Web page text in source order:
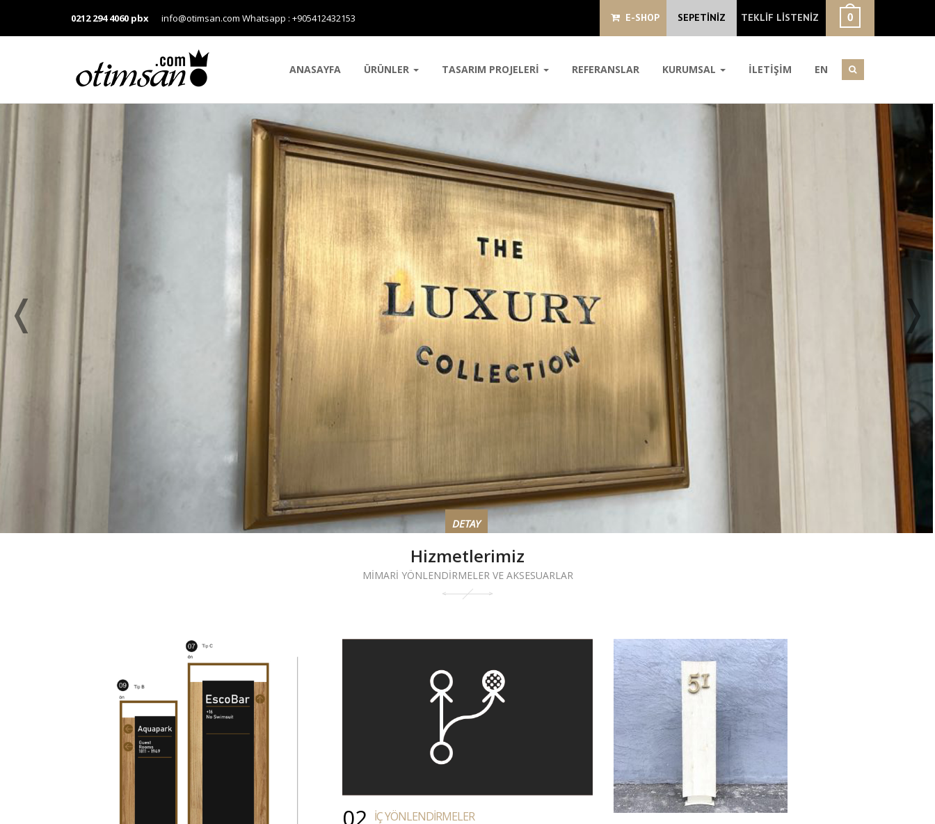
0212 294 4060 pbx info@otimsan.com Whatsapp : +905412432153 E-SHOP SEPETİNİZ TEKLİF LİSTENİZ
ANASAYFA ÜRÜNLER TASARIM PROJELERİ REFERANSLAR KURUMSAL İLETİŞİM EN
❭
❬
DETAY
Hizmetlerimiz
MİMARİ YÖNLENDİRMELER VE AKSESUARLAR
02 İÇ YÖNLENDİRMELER